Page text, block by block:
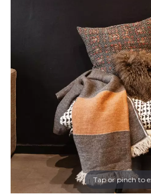
Tap or pinch to